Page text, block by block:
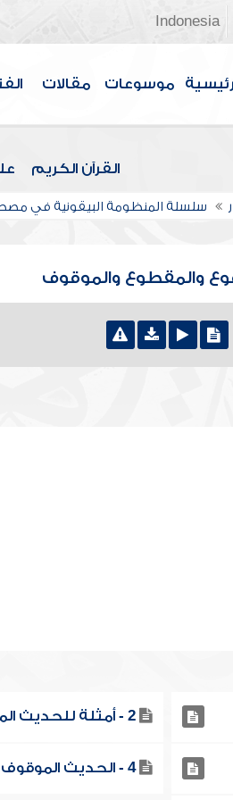
Indonesia
موسوعات مقالات
القرآن الكريم
سلسلة المنظومة البيقونية في
والمقطوع والموقوف
2 - أمثلة للحديث المرفوع
4 - الحديث الموقوف